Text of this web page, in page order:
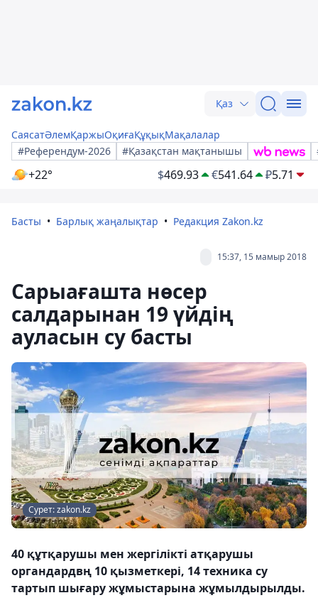
Қаз
СаясатӘлемҚаржыОқиғаҚұқықМақалалар
#Референдум-2026
#Қазақстан мақтанышы
+22° $469.93 €541.64 ₽5.71
Басты Барлық жаңалықтар Редакция Zakon.kz
15:37, 15 мамыр 2018
Сарыағашта нөсер
салдарынан 19 үйдің
ауласын су басты
Сурет: zakon.kz
40 құтқарушы мен жергілікті атқарушы
органдардвң 10 қызметкері, 14 техника су
тартып шығару жұмыстарына жұмылдырылды.